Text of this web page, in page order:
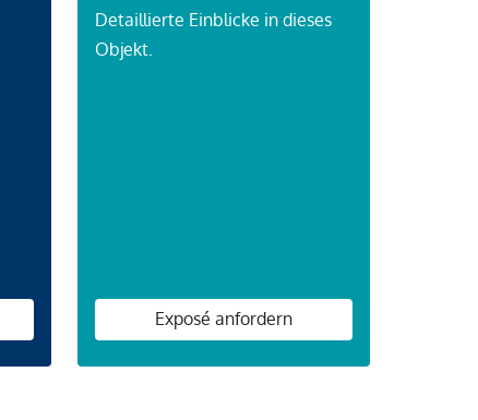
Detaillierte Einblicke in dieses
Objekt.
Exposé anfordern